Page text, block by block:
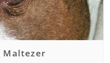
Maltezer